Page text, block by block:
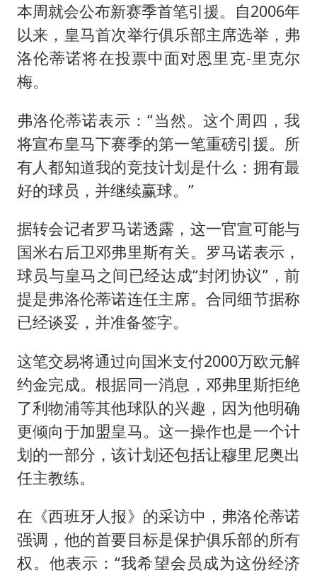
本周就会公布新赛季首笔引援。自2006年
以来，皇马首次举行俱乐部主席选举，弗
洛伦蒂诺将在投票中面对恩里克-里克尔
梅。
弗洛伦蒂诺表示：“当然。这个周四，我
将宣布皇马下赛季的第一笔重磅引援。所
有人都知道我的竞技计划是什么：拥有最
好的球员，并继续赢球。”
据转会记者罗马诺透露，这一官宣可能与
国米右后卫邓弗里斯有关。罗马诺表示，
球员与皇马之间已经达成“封闭协议”，前
提是弗洛伦蒂诺连任主席。合同细节据称
已经谈妥，并准备签字。
这笔交易将通过向国米支付2000万欧元解
约金完成。根据同一消息，邓弗里斯拒绝
了利物浦等其他球队的兴趣，因为他明确
更倾向于加盟皇马。这一操作也是一个计
划的一部分，该计划还包括让穆里尼奥出
任主教练。
在《西班牙人报》的采访中，弗洛伦蒂诺
强调，他的首要目标是保护俱乐部的所有
权。他表示：“我希望会员成为这份经济